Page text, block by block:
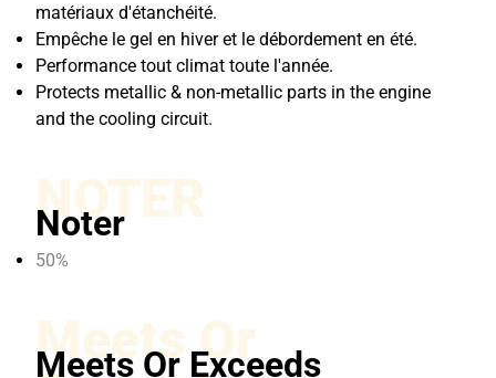
matériaux d'étanchéité.
Empêche le gel en hiver et le débordement en été.
Performance tout climat toute l'année.
Protects metallic & non-metallic parts in the engine
and the cooling circuit.
NOTER
Noter
50%
Meets Or
Meets Or Exceeds